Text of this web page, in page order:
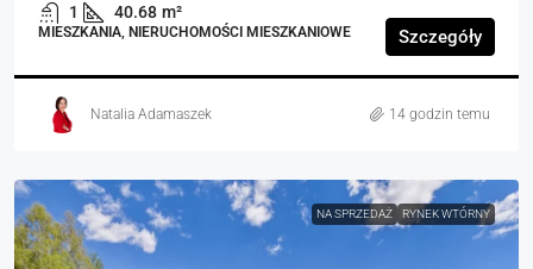
1 40.68 m²
MIESZKANIA, NIERUCHOMOŚCI MIESZKANIOWE Szczegóły
Natalia Adamaszek 14 godzin temu
NA SPRZEDAŻ RYNEK WTÓRNY